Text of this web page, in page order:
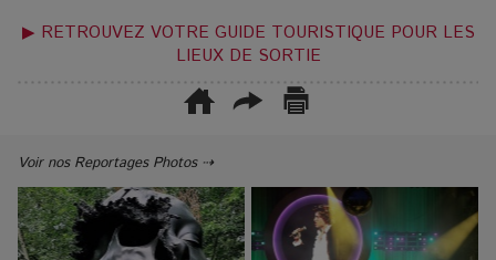
▶ RETROUVEZ VOTRE GUIDE TOURISTIQUE POUR LES
LIEUX DE SORTIE
Voir nos Reportages Photos ⇢